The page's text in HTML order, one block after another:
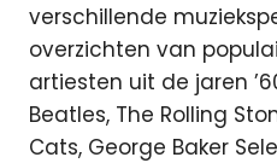
verschillende
overzichten van
artiesten uit de jaren
Beatles, The Rolling
Cats, George Baker